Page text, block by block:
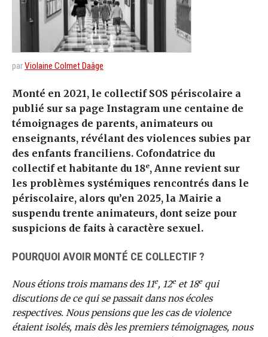
parViolaine Colmet Daâge
Monté en 2021, le collectif SOS périscolaire a
publié sur sa page Instagram une centaine de
témoignages de parents, animateurs ou
enseignants, révélant des violences subies par
des enfants franciliens. Cofondatrice du
collectif et habitante du 18e, Anne revient sur
les problèmes systémiques rencontrés dans le
périscolaire, alors qu’en 2025, la Mairie a
suspendu trente animateurs, dont seize pour
suspicions de faits à caractère sexuel.
POURQUOI AVOIR MONTÉ CE COLLECTIF ?
Nous étions trois mamans des 11e, 12eet 18equi
discutions de ce qui se passait dans nos écoles
respectives. Nous pensions que les cas de violence
étaient isolés, mais dès les premiers témoignages, nous